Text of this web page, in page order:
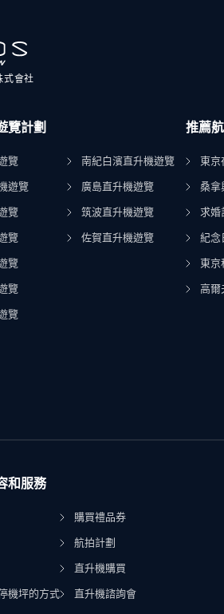
式會社
覽計劃
覽
遊覽
覽
覽
覽
覽
覽
南紀白濱直升機遊覽
廣島直升機遊覽
筑波直升機遊覽
佐賀直升機遊覽
推薦
東京
桑拿
求婚
紀念
東京
高爾
和服務
機坪的方式
購買禮品券
航拍計劃
直升機購買
直升機諮詢會